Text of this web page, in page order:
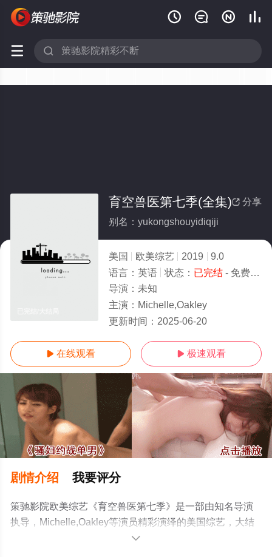
   
 
 分享
育空兽医第七季(全集)
别名：yukongshouyidiqiji
美国 欧美综艺 2019
9.0
语言： 英语 状态： 已完结- 免费在线观看
导演： 未知
主演： Michelle,Oakley
更新时间： 2025-06-20
 在线观看  极速观看
剧情介绍 我要评分
策驰影院欧美综艺《育空兽医第七季》是一部由知名导演
执导，Michelle,Oakley等演员精彩演绎的美国综艺，大结
局剧情已揭晓（已完结），手机免费观看高清无删减完整
